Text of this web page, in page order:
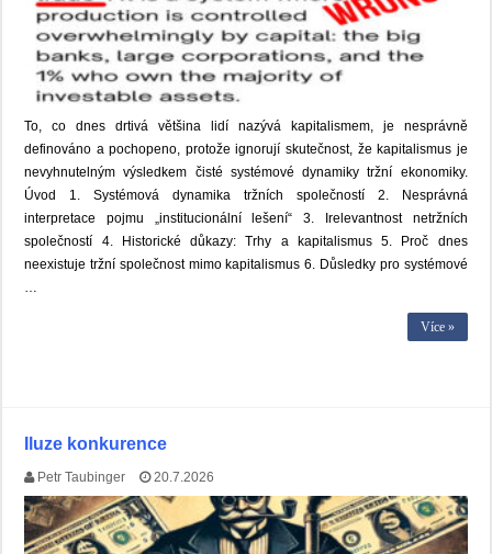
To, co dnes drtivá většina lidí nazývá kapitalismem, je nesprávně
definováno a pochopeno, protože ignorují skutečnost, že kapitalismus je
nevyhnutelným výsledkem čisté systémové dynamiky tržní ekonomiky.
Úvod 1. Systémová dynamika tržních společností 2. Nesprávná
interpretace pojmu „institucionální lešení“ 3. Irelevantnost netržních
společností 4. Historické důkazy: Trhy a kapitalismus 5. Proč dnes
neexistuje tržní společnost mimo kapitalismus 6. Důsledky pro systémové
…
Více »
Iluze konkurence
Petr Taubinger 20.7.2026